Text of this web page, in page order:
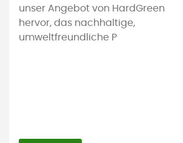
unser Angebot von HardGreen
hervor, das nachhaltige,
umweltfreundliche P